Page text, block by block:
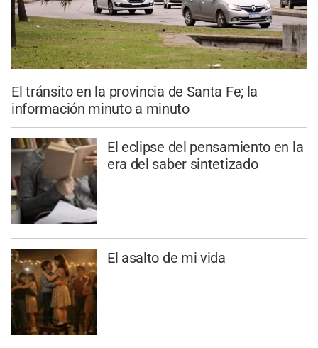
El tránsito en la provincia de Santa Fe; la
información minuto a minuto
El eclipse del pensamiento en la
era del saber sintetizado
El asalto de mi vida